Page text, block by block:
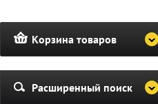
Корзина товаров
Расширенный поиск